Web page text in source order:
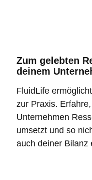
Zum gelebten
deinem
FluidLife
zur Praxis.
Unternehmen
umsetzt und so
auch deiner Bilanz